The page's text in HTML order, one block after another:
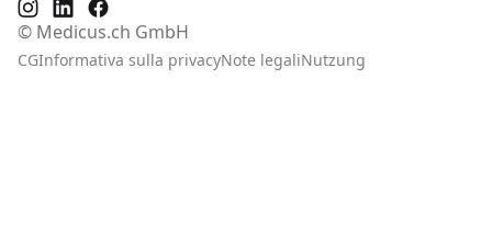
© Medicus.ch GmbH
CGInformativa sulla privacyNote legaliNutzung